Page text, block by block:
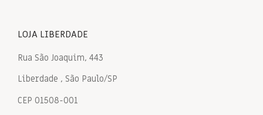
LOJA LIBERDADE
Rua São Joaquim, 443
Liberdade , São Paulo/SP
CEP 01508-001